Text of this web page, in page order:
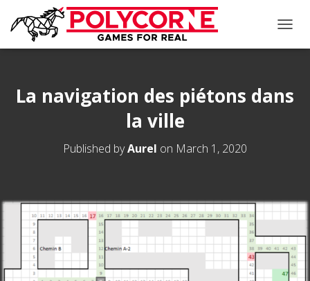
O
E
I
O
La navigation des piétons dans
la ville
Published byAurel on March 1, 2020